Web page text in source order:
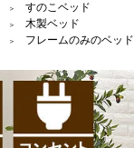
＞
すのこベッド
＞
木製ベッド
＞ フレームのみのベッド